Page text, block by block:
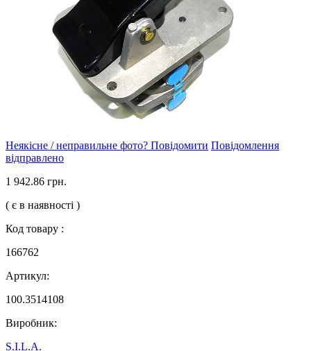
Неякісне / неправильне фото? Повідомити Повідомлення
відправлено
1 942.86 грн.
( є в наявності )
Код товару :
166762
Артикул:
100.3514108
Виробник:
S.I.L.A.